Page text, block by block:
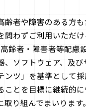
齢者や障害のある方
問わずご利用いただ
齢者・障害者等配
、ソフトウェア、及
ンツ」を基準として
ことを目標に継続的
り組んでまいります。